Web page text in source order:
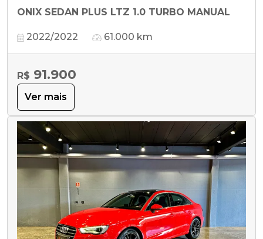
ONIX SEDAN PLUS LTZ 1.0 TURBO MANUAL
2022/2022 61.000 km
R$ 91.900
Ver mais